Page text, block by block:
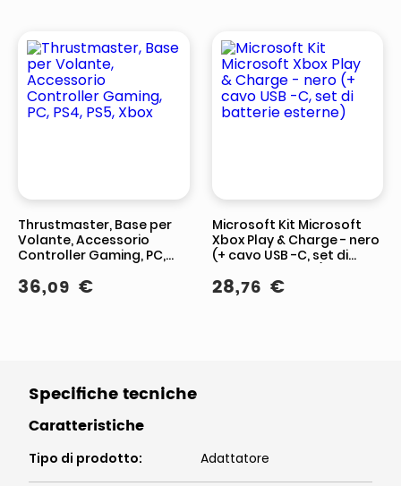
Thrustmaster, Base per
Volante, Accessorio
Controller Gaming, PC,
36,09 €
Microsoft Kit Microsoft
Xbox Play & Charge - nero
(+ cavo USB -C, set di
28,76 €
Specifiche tecniche
Caratteristiche
Tipo di prodotto: Adattatore